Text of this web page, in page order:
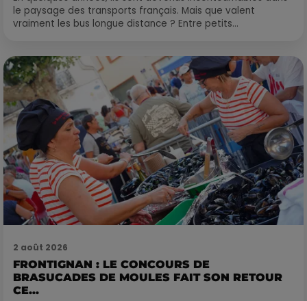
le paysage des transports français. Mais que valent
vraiment les bus longue distance ? Entre petits...
2 août 2026
FRONTIGNAN : LE CONCOURS DE
BRASUCADES DE MOULES FAIT SON RETOUR
CE...